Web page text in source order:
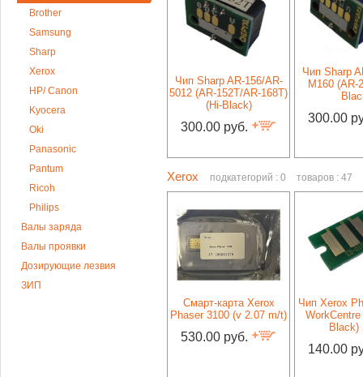
Brother
Samsung
Sharp
Xerox
HP/ Canon
Kyocera
Oki
Panasonic
Pantum
Ricoh
Philips
Валы заряда
Валы проявки
Дозирующие лезвия
ЗИП
Чип Sharp AR-156/AR-
5012 (AR-152T/AR-168T)
(Hi-Black)
300.00 руб.
Чип Sharp
M160 (AR-
300.00
Xerox подкатегорий : 0 товаров : 47
Смарт-карта Xerox
Phaser 3100 (v 2.07 m/t)
530.00 руб.
Чип Xerox
Black)
140.00